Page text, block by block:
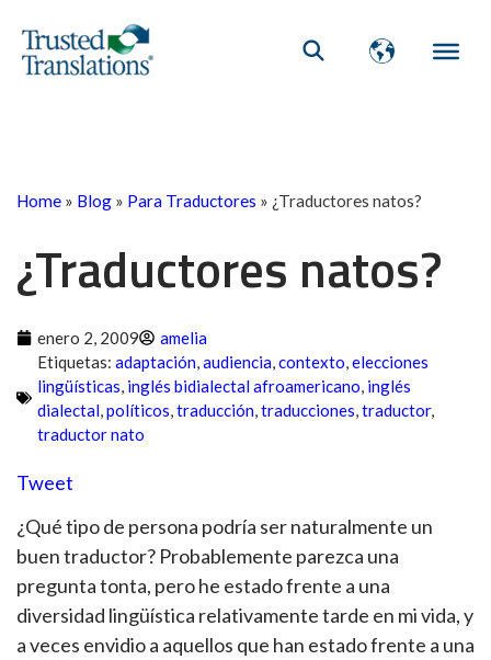
Home » Blog » Para Traductores » ¿Traductores natos?
¿Traductores natos?
enero 2, 2009
amelia
Etiquetas: adaptación,audiencia,contexto,elecciones
lingüísticas, inglés bidialectal afroamericano, inglés
dialectal,políticos,traducción,traducciones,traductor,
traductor nato
Tweet
¿Qué tipo de persona podría ser naturalmente un
buen traductor? Probablemente parezca una
pregunta tonta, pero he estado frente a una
diversidad lingüística relativamente tarde en mi vida, y
a veces envidio a aquellos que han estado frente a una